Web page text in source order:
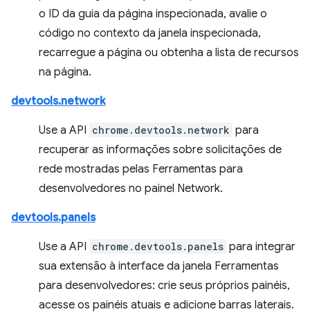
o ID da guia da página inspecionada, avalie o
código no contexto da janela inspecionada,
recarregue a página ou obtenha a lista de recursos
na página.
devtools.network
Use a API chrome.devtools.network para
recuperar as informações sobre solicitações de
rede mostradas pelas Ferramentas para
desenvolvedores no painel Network.
devtools.panels
Use a API chrome.devtools.panels para integrar
sua extensão à interface da janela Ferramentas
para desenvolvedores: crie seus próprios painéis,
acesse os painéis atuais e adicione barras laterais.